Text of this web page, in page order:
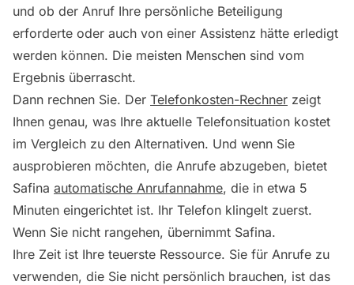
und ob der Anruf Ihre persönliche Beteiligung
erforderte oder auch von einer Assistenz hätte erledigt
werden können. Die meisten Menschen sind vom
Ergebnis überrascht.
Dann rechnen Sie. Der Telefonkosten-Rechner zeigt
Ihnen genau, was Ihre aktuelle Telefonsituation kostet
im Vergleich zu den Alternativen. Und wenn Sie
ausprobieren möchten, die Anrufe abzugeben, bietet
Safina automatische Anrufannahme, die in etwa 5
Minuten eingerichtet ist. Ihr Telefon klingelt zuerst.
Wenn Sie nicht rangehen, übernimmt Safina.
Ihre Zeit ist Ihre teuerste Ressource. Sie für Anrufe zu
verwenden, die Sie nicht persönlich brauchen, ist das